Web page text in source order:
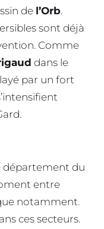
de l’Orb.
sont déjà
Comme
dans le
par un fort
département du
entre
notamment.
ces secteurs.